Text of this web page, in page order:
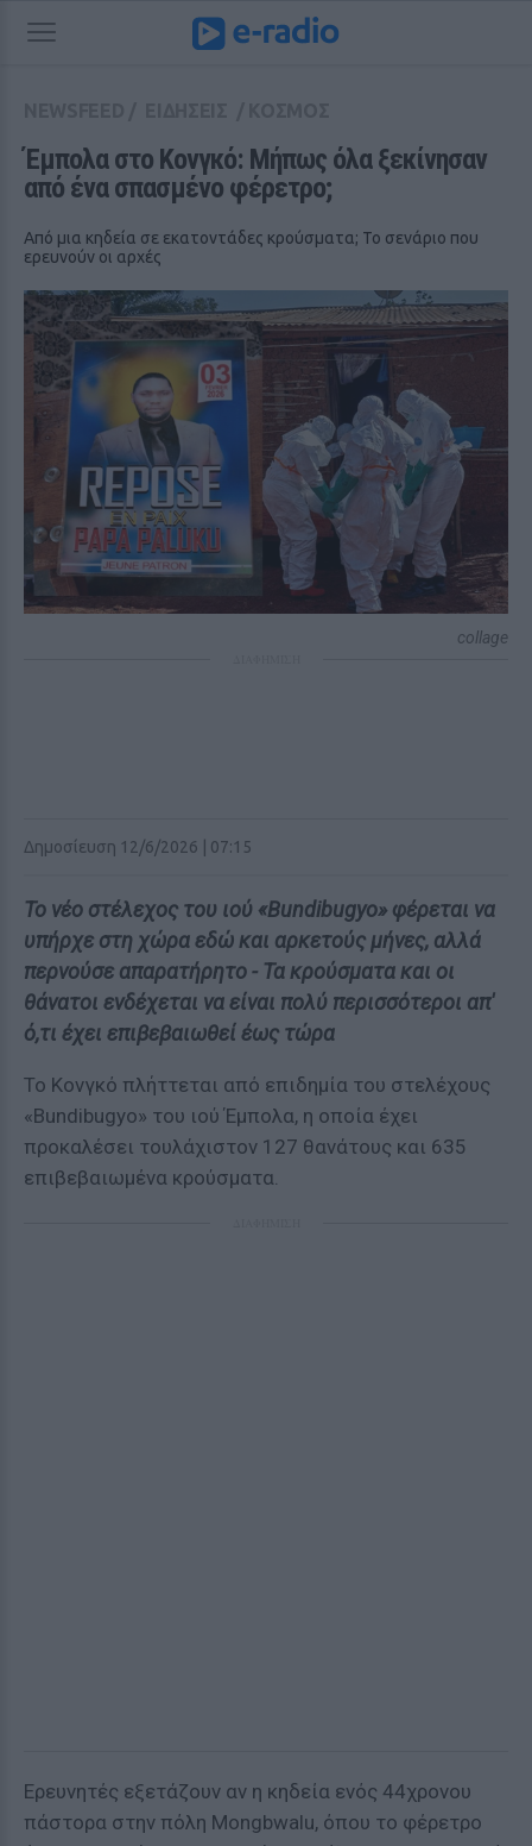
Έμπολα στο Κονγκό: Μήπως όλα ξεκίνησαν
από ένα σπασμένο φέρετρο;
Από μια κηδεία σε εκατοντάδες κρούσματα; Το σενάριο που
ερευνούν οι αρχές
collage
Δημοσίευση 12/6/2026 | 07:15
Το νέο στέλεχος του ιού «Bundibugyo» φέρεται να
υπήρχε στη χώρα εδώ και αρκετούς μήνες, αλλά
περνούσε απαρατήρητο - Τα κρούσματα και οι
θάνατοι ενδέχεται να είναι πολύ περισσότεροι απ'
ό,τι έχει επιβεβαιωθεί έως τώρα
Το Κονγκό πλήττεται από επιδημία του στελέχους
«Bundibugyo» του ιού Έμπολα, η οποία έχει
προκαλέσει τουλάχιστον 127 θανάτους και 635
επιβεβαιωμένα κρούσματα.
Ερευνητές εξετάζουν αν η κηδεία ενός 44χρονου
πάστορα στην πόλη Mongbwalu, όπου το φέρετρο